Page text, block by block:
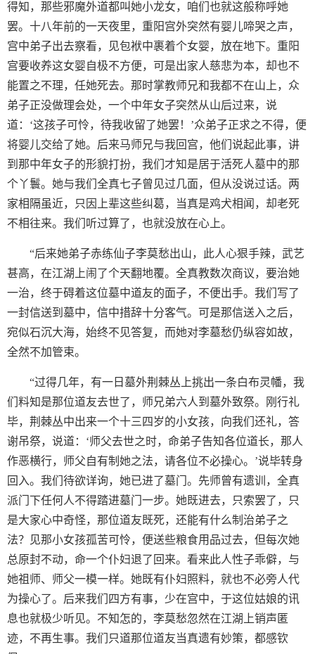
得知，那些邪魔外道都叫她小龙女，咱们也就这般称呼她
罢。十八年前的一天夜里，重阳宫外突然有婴儿啼哭之声，
宫中弟子出去察看，见包袱中裹着个女婴，放在地下。重阳
宫要收养这女婴自极不方便，可是出家人慈悲为本，却也不
能置之不理，任她死去。那时掌教师兄和我都不在山上，众
弟子正没做理会处，一个中年女子突然从山后过来，说
道：‘这孩子可怜，待我收留了她罢！’众弟子正求之不得，便
将婴儿交给了她。后来马师兄与我回宫，他们说起此事，讲
到那中年女子的形貌打扮，我们才知是居于活死人墓中的那
个丫鬟。她与我们全真七子曾见过几面，但从没说过话。两
家相隔虽近，只因上辈这些纠葛，当真是鸡犬相闻，却老死
不相往来。我们听过算了，也就没放在心上。
“后来她弟子赤练仙子李莫愁出山，此人心狠手辣，武艺
甚高，在江湖上闹了个天翻地覆。全真教数次商议，要治她
一治，终于碍着这位墓中道友的面子，不便出手。我们写了
一封信送到墓中，信中措辞十分客气。可是那信送入之后，
宛似石沉大海，始终不见答复，而她对李墓愁仍纵容如故，
全然不加管束。
“过得几年，有一日墓外荆棘丛上挑出一条白布灵幡，我
们料知是那位道友去世了，师兄弟六人到墓外致祭。刚行礼
毕，荆棘丛中出来一个十三四岁的小女孩，向我们还礼，答
谢吊祭，说道：‘师父去世之时，命弟子告知各位道长，那人
作恶横行，师父自有制她之法，请各位不必操心。’说毕转身
回入。我们待欲详询，她已进了墓门。先师曾有遗训，全真
派门下任何人不得踏进墓门一步。她既进去，只索罢了，只
是大家心中奇怪，那位道友既死，还能有什么制治弟子之
法？见那小女孩孤苦可怜，便送些粮食用品过去，但每次她
总原封不动，命一个仆妇退了回来。看来此人性子乖僻，与
她祖师、师父一模一样。她既有仆妇照料，就也不必旁人代
为操心了。后来我们四方有事，少在宫中，于这位姑娘的讯
息也就极少听见。不知怎的，李莫愁忽然在江湖上销声匿
迹，不再生事。我们只道那位道友当真遗有妙策，都感钦